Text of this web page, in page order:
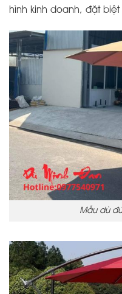
hình kinh doanh, đặt
Mẫu dù